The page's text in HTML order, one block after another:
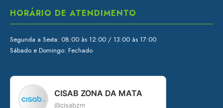
HORÁRIO DE ATENDIMENTO
Segunda a Sexta: 08:00 às 12:00 / 13:00 às 17:00
Sábado e Domingo: Fechado
CISAB ZONA DA MATA
@cisabzm